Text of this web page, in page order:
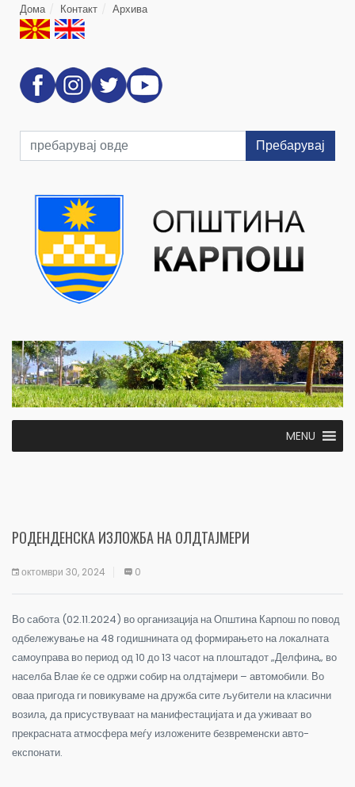
Дома Контакт Архива
Пребарувај
MENU
РОДЕНДЕНСКА ИЗЛОЖБА НА ОЛДТАЈМЕРИ
октомври 30, 2024 0
Во сабота (02.11.2024) во организација на Општина Карпош по повод
одбележување на 48 годишнината од формирањето на локалната
самоуправа во период од 10 до 13 часот на плоштадот „Делфина„ во
населба Влае ќе се одржи собир на олдтајмери – автомобили. Во
оваа пригода ги повикуваме на дружба сите љубители на класични
возила, да присуствуваат на манифестацијата и да уживаат во
прекрасната атмосфера меѓу изложените безвременски авто-
експонати.